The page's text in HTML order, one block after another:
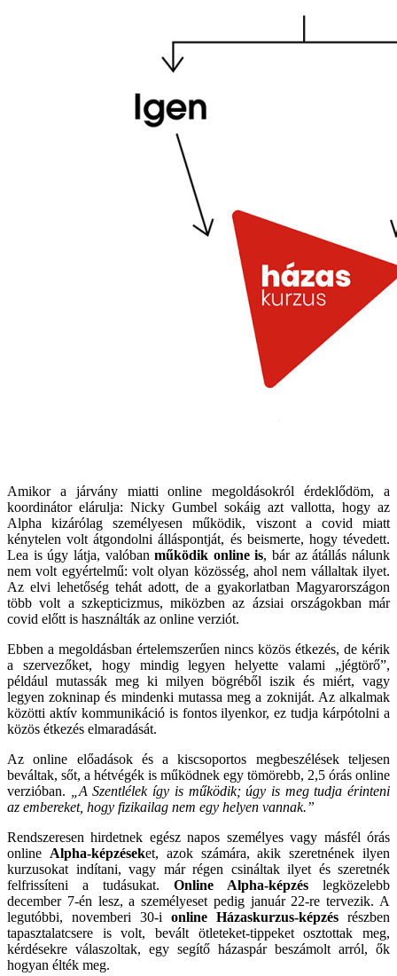
Amikor a járvány miatti online megoldásokról érdeklődöm, a
koordinátor elárulja: Nicky Gumbel sokáig azt vallotta, hogy az
Alpha kizárólag személyesen működik, viszont a covid miatt
kénytelen volt átgondolni álláspontját, és beismerte, hogy tévedett.
Lea is úgy látja, valóbanműködik online is, bár az átállás nálunk
nem volt egyértelmű: volt olyan közösség, ahol nem vállaltak ilyet.
Az elvi lehetőség tehát adott, de a gyakorlatban Magyarországon
több volt a szkepticizmus, miközben az ázsiai országokban már
covid előtt is használták az online verziót.
Ebben a megoldásban értelemszerűen nincs közös étkezés, de kérik
a szervezőket, hogy mindig legyen helyette valami „jégtörő”,
például mutassák meg ki milyen bögréből iszik és miért, vagy
legyen zokninap és mindenki mutassa meg a zokniját. Az alkalmak
közötti aktív kommunikáció is fontos ilyenkor, ez tudja kárpótolni a
közös étkezés elmaradását.
Az online előadások és a kiscsoportos megbeszélések teljesen
beváltak, sőt, a hétvégék is működnek egy tömörebb, 2,5 órás online
verzióban. „A Szentlélek így is működik; úgy is meg tudja érinteni
az embereket, hogy fizikailag nem egy helyen vannak.”
Rendszeresen hirdetnek egész napos személyes vagy másfél órás
online Alpha-képzéseket, azok számára, akik szeretnének ilyen
kurzusokat indítani, vagy már régen csináltak ilyet és szeretnék
felfrissíteni a tudásukat. Online Alpha-képzés legközelebb
december 7-én lesz, a személyeset pedig január 22-re tervezik. A
legutóbbi, novemberi 30-i online Házaskurzus-képzés részben
tapasztalatcsere is volt, bevált ötleteket-tippeket osztottak meg,
kérdésekre válaszoltak, egy segítő házaspár beszámolt arról, ők
hogyan élték meg.